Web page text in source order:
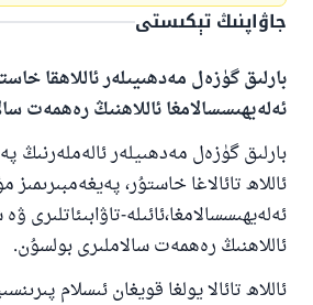
جاۋاپنىڭ تېكىستى
بارلىق گۈزەل مەدھىيىلەر ئاللاھقا
ئەلەيھىسسالامغا ئاللاھنىڭ رەھمەت
بارلىق گۈزەل مەدھىيلەر ئالەملەرنىڭ
ئاللاھ تائالاغا خاستۇر،
ئەلەيھىسسالامغا،ئائىلە-تاۋابىئاتلىرى
ئاللاھنىڭ رەھمەت سالاملىرى بولسۇن.
ئاللاھ تائالا يولغا قويغان ئىسلام